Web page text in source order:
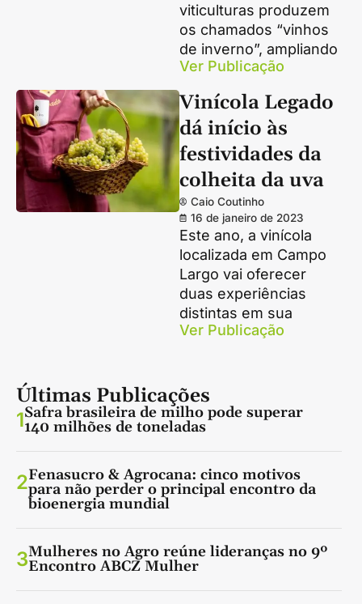
viticulturas produzem
os chamados “vinhos
de inverno”, ampliando
Ver Publicação
Vinícola Legado
dá início às
festividades da
colheita da uva
Caio Coutinho
16 de janeiro de 2023
Este ano, a vinícola
localizada em Campo
Largo vai oferecer
duas experiências
distintas em sua
Ver Publicação
Últimas Publicações
1Safra brasileira de milho pode superar
140 milhões de toneladas
2Fenasucro & Agrocana: cinco motivos
para não perder o principal encontro da
bioenergia mundial
3Mulheres no Agro reúne lideranças no 9º
Encontro ABCZ Mulher